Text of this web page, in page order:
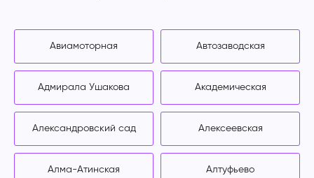
Авиамоторная Автозаводская
Адмирала Ушакова Академическая
Александровский сад Алексеевская
Алма-Атинская Алтуфьево